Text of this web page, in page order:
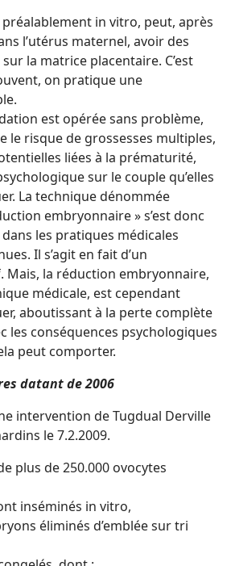
in vitro, peut, après
l’utérus maternel, avoir des
la matrice placentaire. C’est
on pratique une
est opérée sans problème,
le risque de grossesses multiples,
liées à la prématurité,
sur le couple qu’elles
La technique dénommée
embryonnaire » s’est donc
les pratiques médicales
Il s’agit en fait d’un
Mais, la réduction embryonnaire,
médicale, est cependant
aboutissant à la perte complète
les conséquences psychologiques
peut comporter.
datant de 2006
intervention de Tugdual Derville
le 7.2.2009.
plus de 250.000 ovocytes
inséminés in vitro,
éliminés d’emblée sur tri